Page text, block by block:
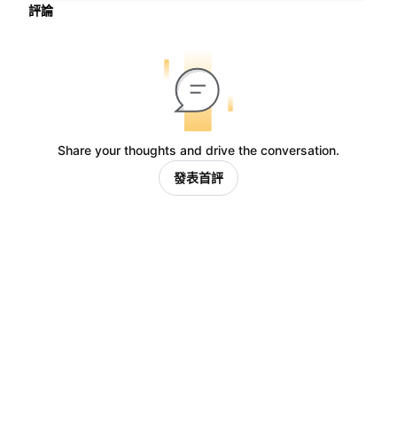
評論
Share your thoughts and drive the conversation.
發表首評